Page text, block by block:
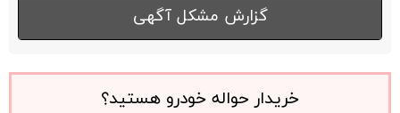
گزارش مشکل آگهی
خریدار حواله خودرو هستید؟